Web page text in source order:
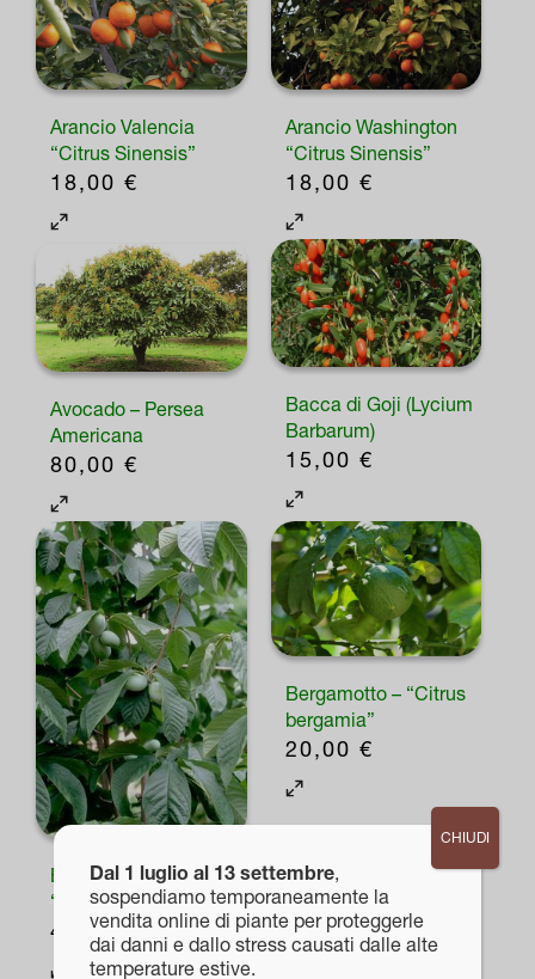
Arancio Valencia
“Citrus Sinensis”
18,00 €
Arancio Washington
“Citrus Sinensis”
18,00 €
Avocado – Persea
Americana
80,00 €
Bacca di Goji (Lycium
Barbarum)
15,00 €
Banano di montagna
“Asimina triloba”
46,00€
Questo
Bergamotto – “Citrus
bergamia”
20,00 €
Dal 1 luglio al 13 settembre,
sospendiamo temporaneamente la
vendita online di piante per proteggerle
dai danni e dallo stress causati dalle alte
temperature estive.
CHIUDI